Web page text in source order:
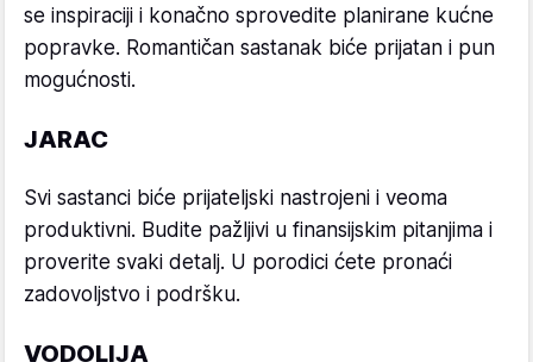
se inspiraciji i konačno sprovedite planirane kućne
popravke. Romantičan sastanak biće prijatan i pun
mogućnosti.
JARAC
Svi sastanci biće prijateljski nastrojeni i veoma
produktivni. Budite pažljivi u finansijskim pitanjima i
proverite svaki detalj. U porodici ćete pronaći
zadovoljstvo i podršku.
VODOLIJA